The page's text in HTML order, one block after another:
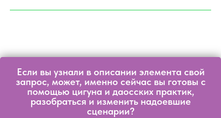
Если вы узнали в описании элемента свой
запрос, может, именно сейчас вы готовы с
помощью цигуна и даосских практик,
разобраться и изменить надоевшие
сценарии?